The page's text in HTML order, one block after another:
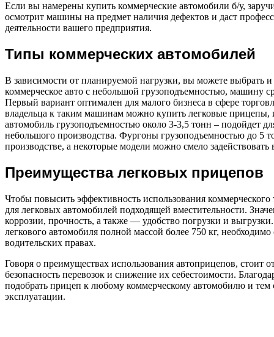
Если вы намерены купить коммерческие автомобили б/у,
осмотрит машины на предмет наличия дефектов и даст
деятельности вашего предприятия.
Типы коммерческих автомобилей
В зависимости от планируемой нагрузки, вы можете выбрать
коммерческое авто с небольшой грузоподъемностью, машину
Первый вариант оптимален для малого бизнеса в сфере
владельца к таким машинам можно купить легковые прицепы,
автомобиль грузоподъемностью около 3-3,5 тонн – подойдет
небольшого производства. Фургоны грузоподъемностью до 5
производстве, а некоторые модели можно смело задействовать
Преимущества легковых прицепов
Чтобы повысить эффективность использования
для легковых автомобилей подходящей вместительности.
коррозии, прочность, а также — удобство погрузки и
легкового автомобиля полной массой более 750 кг,
водительских правах.
Говоря о преимуществах использования автоприцепов, стоит
безопасность перевозок и снижение их себестоимости.
подобрать прицеп к любому коммерческому автомобилю и тем
эксплуатации.